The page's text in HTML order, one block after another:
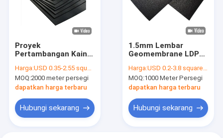
Proyek
Pertambangan Kain
HDPE 1.5mm Tebal
Anti Rembesan
Harga:USD 0.35-2.55 square meters
MOQ:2000 meter persegi
dapatkan harga terbaru
Hubungi sekarang
1.5mm Lembar
Geomembrane LDPE
Rembesan
Konstruksi Jalan Anti
Lereng Perlindungan
Harga:USD 0.2-3.8 square meters
MOQ:1000 Meter Persegi
dapatkan harga terbaru
Hubungi sekarang